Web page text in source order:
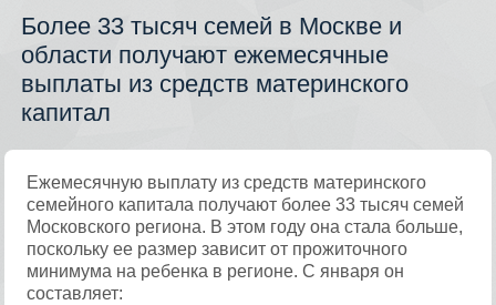
Более 33 тысяч семей в Москве и
области получают ежемесячные
выплаты из средств материнского
капитал
Ежемесячную выплату из средств материнского
семейного капитала получают более 33 тысяч семей
Московского региона. В этом году она стала больше,
поскольку ее размер зависит от прожиточного
минимума на ребенка в регионе. С января он
составляет: